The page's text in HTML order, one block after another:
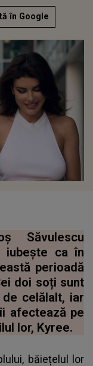
în Google
Săvulescu
iubește ca în
perioadă
doi soți sunt
celălalt, iar
afectează pe
lor, Kyree.
băiețelul lor